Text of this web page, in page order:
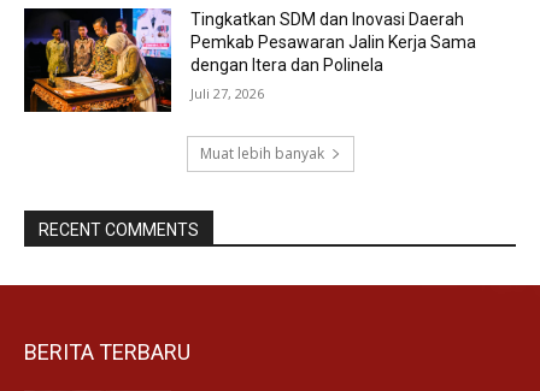
Tingkatkan SDM dan Inovasi Daerah
Pemkab Pesawaran Jalin Kerja Sama
dengan Itera dan Polinela
Juli 27, 2026
Muat lebih banyak
RECENT COMMENTS
BERITA TERBARU